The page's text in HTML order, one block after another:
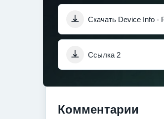
Скачать Device Info -
Ссылка 2
Комментарии